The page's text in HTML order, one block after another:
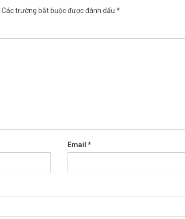
Các trường bắt buộc được đánh dấu *
Email*